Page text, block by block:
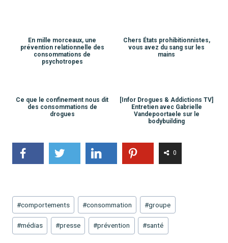
En mille morceaux, une
prévention relationnelle des
consommations de
psychotropes
Chers États prohibitionnistes,
vous avez du sang sur les
mains
Ce que le confinement nous dit
des consommations de
drogues
[Infor Drogues & Addictions TV]
Entretien avec Gabrielle
Vandepoortaele sur le
bodybuilding
0
Étiquettes
de
la
#comportements #consommation #groupe
#médias #presse #prévention #santé